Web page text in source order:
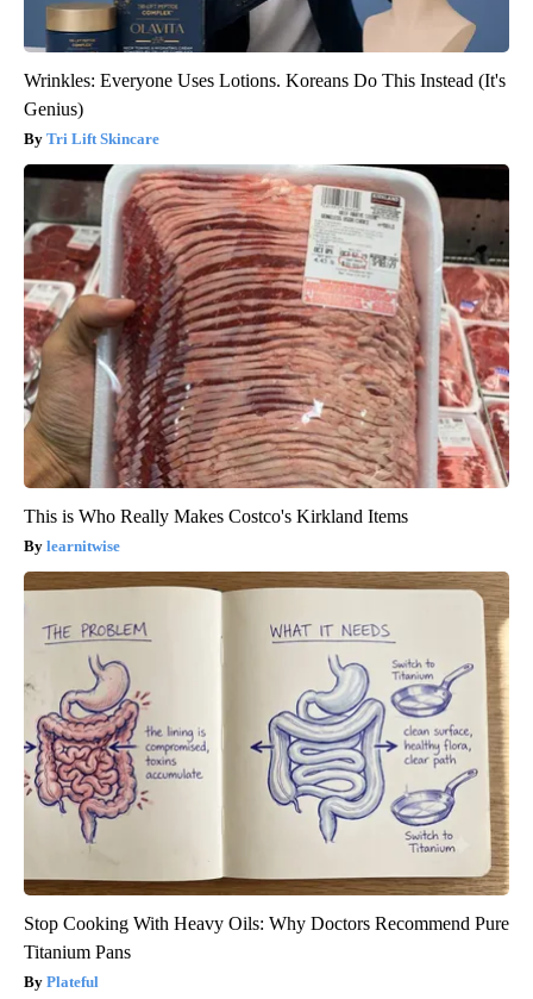
Wrinkles: Everyone Uses Lotions. Koreans Do This Instead (It's
Genius)
Tri Lift Skincare
This is Who Really Makes Costco's Kirkland Items
learnitwise
Stop Cooking With Heavy Oils: Why Doctors Recommend Pure
Titanium Pans
Plateful